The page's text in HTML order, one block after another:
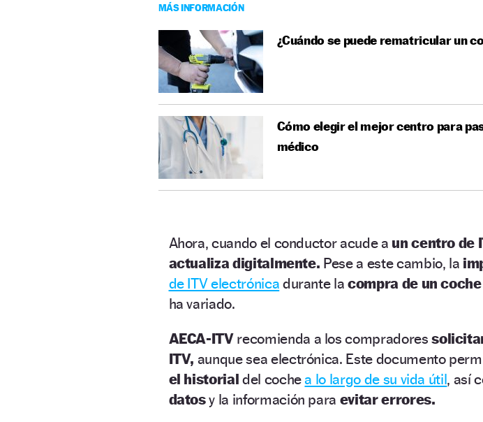
MÁS INFORMACIÓN
¿Cuándo se puede rematricular un
Cómo elegir el mejor centro para
médico
Ahora, cuando el conductor acude a un centro de
actualiza digitalmente. Pese a este cambio, la
de ITV electrónica durante lacompra de un
ha variado.
AECA-ITVrecomienda a los compradores
ITV, aunque sea electrónica. Este documento
el historial del cochea lo largo de su vida útil, así
datosy la información para evitar errores.